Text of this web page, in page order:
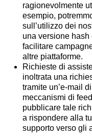
ragionevolmente
esempio,
sull’utilizzo dei
una versione
facilitare
altre piattaforme.
Richieste di
inoltrata una
tramite un’e-mail
meccanismi di
pubblicare tale
a rispondere alla
supporto verso gli